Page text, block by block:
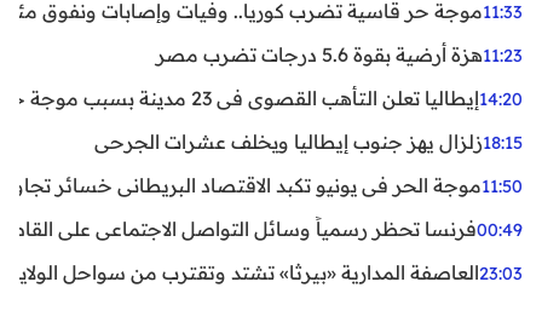
11:33موجة حر قاسية تضرب كوريا.. وفيات وإصابات ونفوق مئات
11:23هزة أرضية بقوة 5.6 درجات تضرب مصر
14:20إيطاليا تعلن التأهب القصوى في 23 مدينة بسبب موجة حر شديدة
18:15زلزال يهز جنوب إيطاليا ويخلف عشرات الجرحى
11:50موجة الحر في يونيو تكبد الاقتصاد البريطاني خسائر تجاوزت 1.5 مليار
00:49فرنسا تحظر رسمياً وسائل التواصل الاجتماعي على القاصرين
23:03العاصفة المدارية «بيرثا» تشتد وتقترب من سواحل